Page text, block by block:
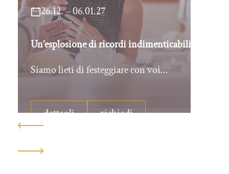
26.12. – 06.01.27
Un’esplosione di ricordi indimenticabili
Siamo lieti di festeggiare con voi...
dettagli richiedi